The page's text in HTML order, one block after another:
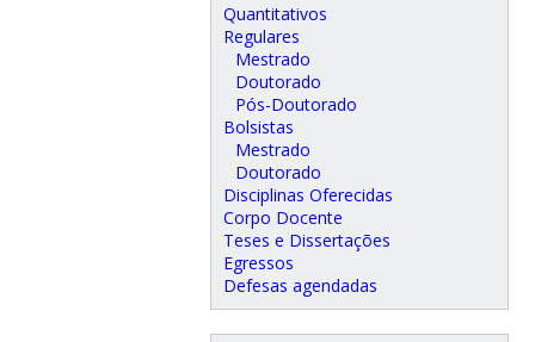
Quantitativos
Regulares
Mestrado
Doutorado
Pós-Doutorado
Bolsistas
Mestrado
Doutorado
Disciplinas Oferecidas
Corpo Docente
Teses e Dissertações
Egressos
Defesas agendadas